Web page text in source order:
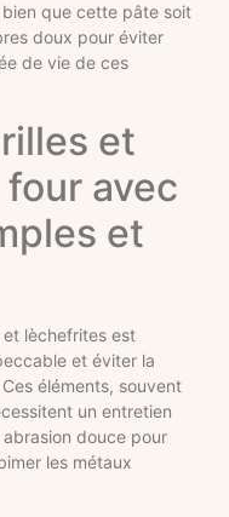
que cette pâte soit
doux pour éviter
de vie de ces
et
avec
et
lèchefrites est
et éviter la
éléments, souvent
un entretien
douce pour
les métaux